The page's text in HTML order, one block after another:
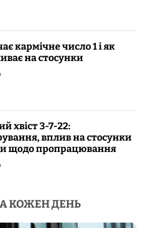
кармічне число 1 і як
на стосунки
хвіст 3-7-22:
вплив на стосунки
щодо пропрацювання
КОЖЕН ДЕНЬ